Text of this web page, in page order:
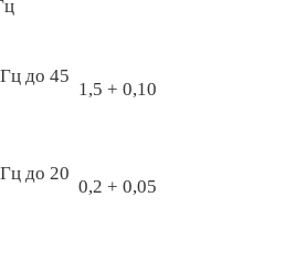
до 45
1,5 + 0,10
до 20
0,2 + 0,05